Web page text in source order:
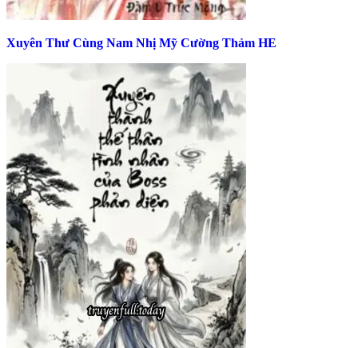
Xuyên Thư Cùng Nam Nhị Mỹ Cường Thảm HE